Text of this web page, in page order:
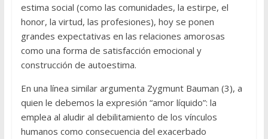
estima social (como las comunidades, la estirpe, el
honor, la virtud, las profesiones), hoy se ponen
grandes expectativas en las relaciones amorosas
como una forma de satisfacción emocional y
construcción de autoestima.
En una línea similar argumenta Zygmunt Bauman (3), a
quien le debemos la expresión “amor líquido”: la
emplea al aludir al debilitamiento de los vínculos
humanos como consecuencia del exacerbado